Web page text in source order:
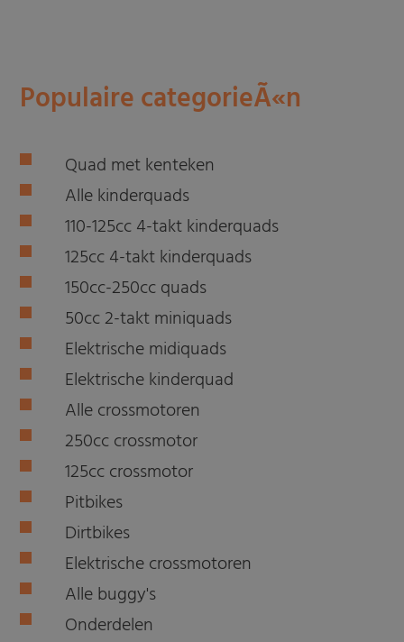
Populaire categorieÃ«n
Quad met kenteken
Alle kinderquads
110-125cc 4-takt kinderquads
125cc 4-takt kinderquads
150cc-250cc quads
50cc 2-takt miniquads
Elektrische midiquads
Elektrische kinderquad
Alle crossmotoren
250cc crossmotor
125cc crossmotor
Pitbikes
Dirtbikes
Elektrische crossmotoren
Alle buggy's
Onderdelen